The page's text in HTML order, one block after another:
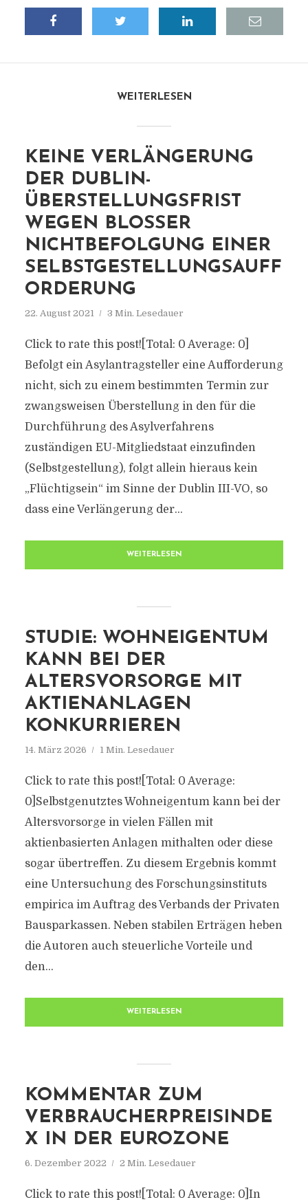
WEITERLESEN
KEINE VERLÄNGERUNG
DER DUBLIN-
ÜBERSTELLUNGSFRIST
WEGEN BLOSSER N
ICHTBEFOLGUNG EINER S
ELBSTGESTELLUNGSAUFFO
RDERUNG
22. August 2021 3 Min. Lesedauer
Click to rate this post![Total: 0 Average: 0]
Befolgt ein Asylantragsteller eine Aufforderung
nicht, sich zu einem bestimmten Termin zur
zwangsweisen Überstellung in den für die
Durchführung des Asylverfahrens
zuständigen EU-Mitgliedstaat einzufinden
(Selbstgestellung), folgt allein hieraus kein
„Flüchtigsein“ im Sinne der Dublin III-VO, so
dass eine Verlängerung der...
WEITERLESEN
STUDIE: WOHNEIGENTUM
KANN BEI DER
ALTERSVORSORGE MIT
AKTIENANLAGEN
KONKURRIEREN
14. März 2026 1 Min. Lesedauer
Click to rate this post![Total: 0 Average:
0]Selbstgenutztes Wohneigentum kann bei der
Altersvorsorge in vielen Fällen mit
aktienbasierten Anlagen mithalten oder diese
sogar übertreffen. Zu diesem Ergebnis kommt
eine Untersuchung des Forschungsinstituts
empirica im Auftrag des Verbands der Privaten
Bausparkassen. Neben stabilen Erträgen heben
die Autoren auch steuerliche Vorteile und
den...
WEITERLESEN
KOMMENTAR ZUM
VERBRAUCHERPREISINDE
X IN DER EUROZONE
6. Dezember 2022 2 Min. Lesedauer
Click to rate this post![Total: 0 Average: 0]In